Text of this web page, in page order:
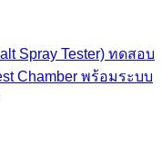
Spray Tester) ทดสอบ
Chamber พร้อมระบบ